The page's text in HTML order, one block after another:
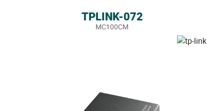
TPLINK-072
MC100CM